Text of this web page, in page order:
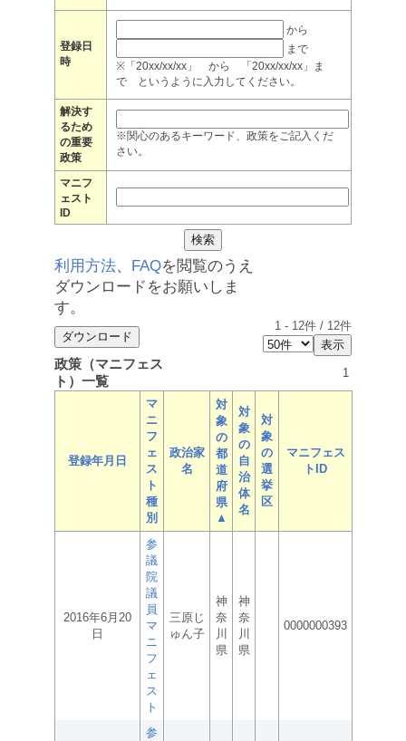
登録日
時
から
まで
※「20xx/xx/xx」 から 「20xx/xx/xx」ま
で というように入力してください。
解決す
るため
の重要
政策
※関心のあるキーワード、政策をご記入くだ
さい。
マニフ
ェスト
ID
利用方法、 FAQを閲覧のうえ
ダウンロードをお願いしま
す。
1 - 12件 / 12件
政策（マニフェス
ト）一覧
1
登録年月日
マ
ニ
フ
ェ
ス
ト
種
別
政治家
名
対
象
の
都
道
府
県
▲
対
象
の
自
治
体
名
対
象
の
選
挙
区
マニフェス
トID
2016年6月20
日
参
議
院
議
員
マ
ニ
フ
ェ
ス
ト
三原じ
ゅん子
神
奈
川
県
神
奈
川
県
0000000393
参